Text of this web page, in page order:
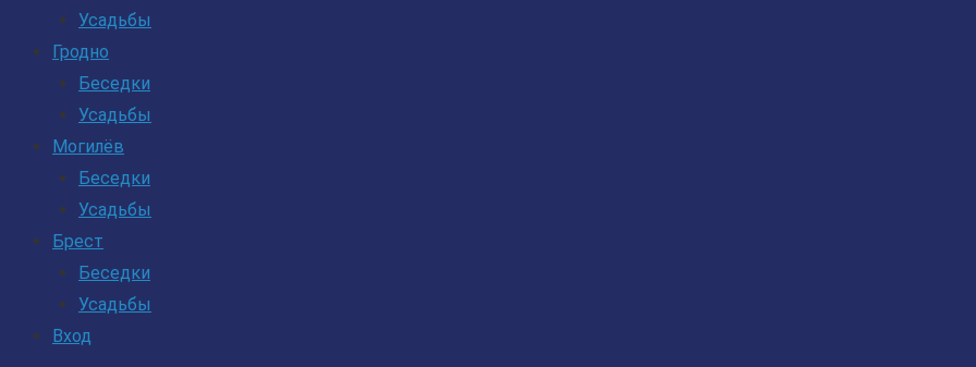
Усадьбы
Гродно
Беседки
Усадьбы
Могилёв
Беседки
Усадьбы
Брест
Беседки
Усадьбы
Вход